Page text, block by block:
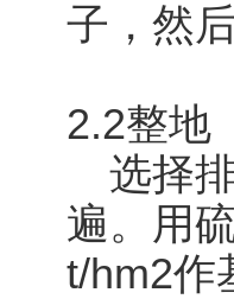
子，然
2.2整地
选择排
遍。用
t/hm2作